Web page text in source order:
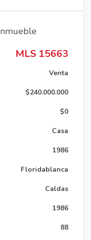
MLS 15663
Venta
$240.000.000
$0
Casa
1986
Floridablanca
Caldas
1986
88